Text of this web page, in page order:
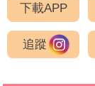
下載APP
追蹤